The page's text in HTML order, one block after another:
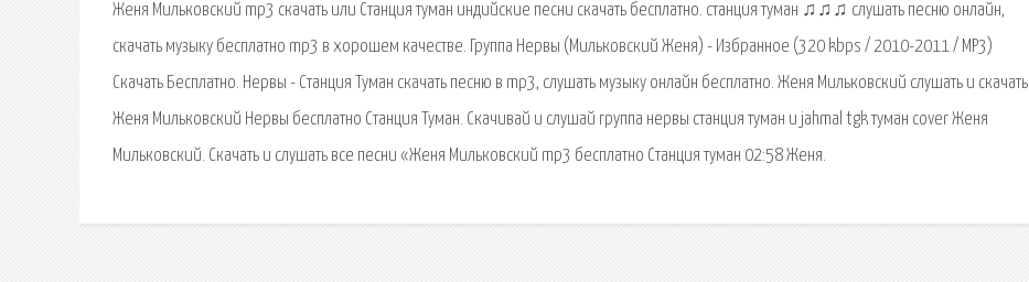
Женя Мильковский mp3 скачать или Станция туман индийские песни скачать бесплатно. станция туман ♫♫♫ слушать песню онлайн,
скачать музыку бесплатно mp3 в хорошем качестве. Группа Нервы (Мильковский Женя) - Избранное (320 kbps / 2010-2011 / MP3)
Скачать Бесплатно. Нервы - Станция Туман скачать песню в mp3, слушать музыку онлайн бесплатно. Женя Мильковский cлушать и скачать
Женя Мильковский Нервы бесплатно Станция Туман. Скачивай и слушай группа нервы станция туман и jahmal tgk туман cover Женя
Мильковский. Скачать и слушать все песни «Женя Мильковский mp3 бесплатно Станция туман 02:58 Женя.